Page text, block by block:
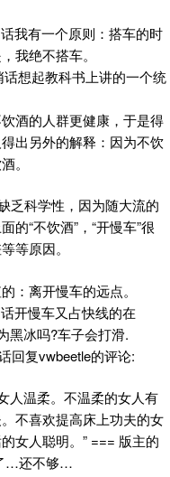
我有一个原则：搭车的时
我绝不搭车。
话想起教科书上讲的一个统
酒的人群更健康，于是得
出另外的解释：因为不饮
。
乏科学性，因为随大流的
的“不饮酒”，“开慢车”很
等原因。
：离开慢车的远点。
开慢车又占快线的在
黑冰吗?车子会打滑.
回复vwbeetle的评论:
人温柔。不温柔的女人有
不喜欢提高床上功夫的女
女人聪明。” === 版主的
…还不够…